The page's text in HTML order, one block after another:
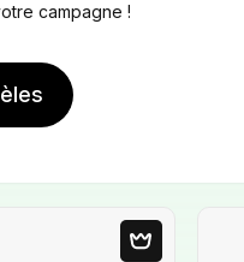
campagne !